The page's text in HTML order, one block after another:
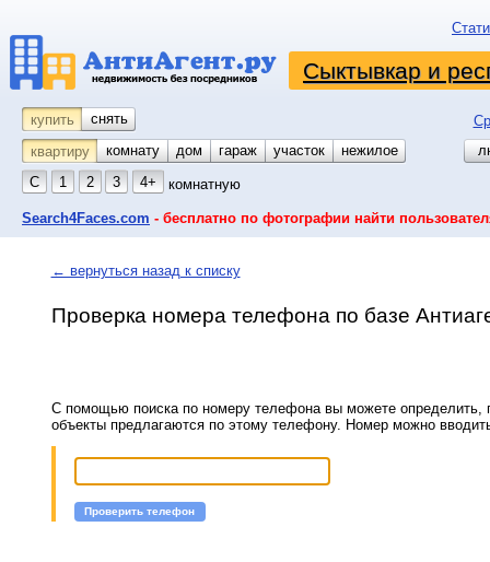
Сыктывкар и
купить снять
квартиру
комнату койко-место
дом гараж участок
нежилое
С
1 2 3 4+ комнатную
Search4Faces.com - бесплатно по фотографии найти
← вернуться назад к списку
Проверка номера телефона по базе
С помощью поиска по номеру телефона вы можете определить,
объекты предлагаются по этому телефону. Номер можно
Проверить телефон